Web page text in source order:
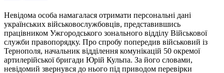
Невідома особа намагалася отримати персональні дані
українських військовослужбовців, представившись
працівником Ужгородського зонального відділу Військової
служби правопорядку. Про спробу попередив військовий із
Тернополя, начальник відділення комунікацій 50 окремої
артилерійської бригади Юрій Кульпа. За його словами,
невідомий звернувся до нього під приводом перевірки